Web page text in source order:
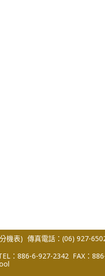
機表) 傳真電話：(06) 927-
：886-6-927-2342 FAX：